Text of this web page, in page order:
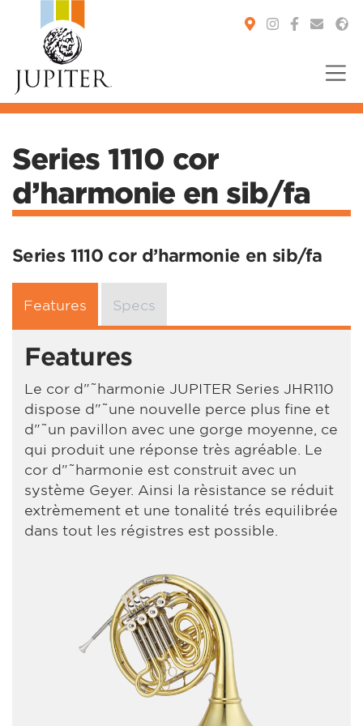
Series 1110 cor
d’harmonie en sib/fa
Series 1110 cor d’harmonie en sib/fa
Features Specs
Features
Le cor d"˜harmonie JUPITER Series JHR110
dispose d"˜une nouvelle perce plus fine et
d"˜un pavillon avec une gorge moyenne, ce
qui produit une réponse très agréable. Le
cor d"˜harmonie est construit avec un
système Geyer. Ainsi la rèsistance se réduit
extrèmement et une tonalité trés equilibrée
dans tout les régistres est possible.